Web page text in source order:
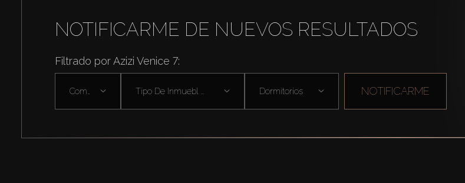
NOTIFICARME DE NUEVOS RESULTADOS
Filtrado por Azizi Venice 7:
Tipo De Inmuebl ... Dormitorios NOTIFICARME